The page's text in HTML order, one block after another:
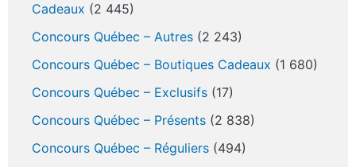
Cadeaux (2 445)
Concours Québec – Autres (2 243)
Concours Québec – Boutiques Cadeaux (1 680)
Concours Québec – Exclusifs (17)
Concours Québec – Présents (2 838)
Concours Québec – Réguliers (494)